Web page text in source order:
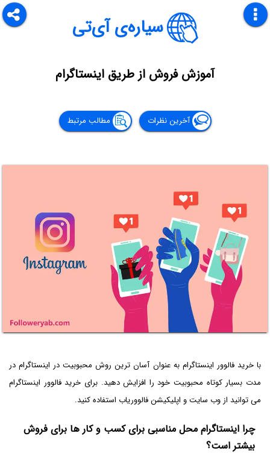
سیاره‌ی آی‌تی
آموزش فروش از طریق اینستاگرام
آخرین نظرات مطالب مرتبط
با خرید فالوور اینستاگرام به عنوان آسان ترین روش محبوبیت در اینستاگرام در
مدت بسیار کوتاه محبوبیت خود را افزایش دهید. برای خرید فالوور اینستاگرام
می توانید از وب سایت و اپلیکیشن فالووریاب استفاده کنید.
چرا اینستاگرام محل مناسبی برای کسب و کار ها برای فروش
بیشتر است؟